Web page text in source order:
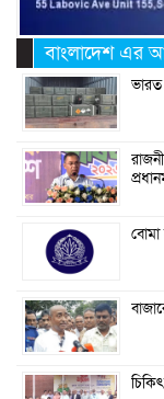
বাংলাদেশ এর